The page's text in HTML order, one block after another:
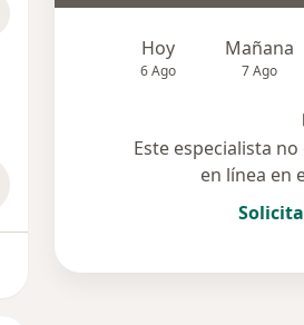
Hoy
6 Ago
Mañana
7 Ago
Este especialista
en línea en